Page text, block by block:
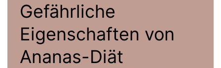
Gefährliche
Eigenschaften von
Ananas-Diät